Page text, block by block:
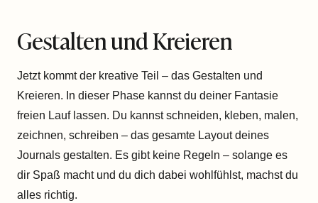
Gestalten und Kreieren
Jetzt kommt der kreative Teil – das Gestalten und
Kreieren. In dieser Phase kannst du deiner Fantasie
freien Lauf lassen. Du kannst schneiden, kleben, malen,
zeichnen, schreiben – das gesamte Layout deines
Journals gestalten. Es gibt keine Regeln – solange es
dir Spaß macht und du dich dabei wohlfühlst, machst du
alles richtig.